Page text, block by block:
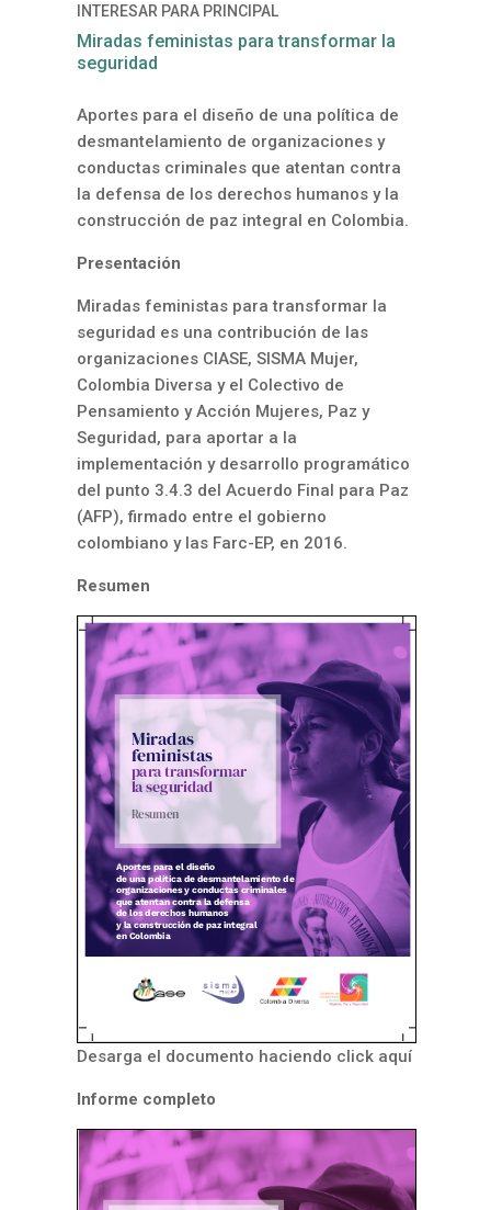
INTERESAR PARA PRINCIPAL
Miradas feministas para transformar la
seguridad
Aportes para el diseño de una política de
desmantelamiento de organizaciones y
conductas criminales que atentan contra
la defensa de los derechos humanos y la
construcción de paz integral en Colombia.
Presentación
Miradas feministas para transformar la
seguridad es una contribución de las
organizaciones CIASE, SISMA Mujer,
Colombia Diversa y el Colectivo de
Pensamiento y Acción Mujeres, Paz y
Seguridad, para aportar a la
implementación y desarrollo programático
del punto 3.4.3 del Acuerdo Final para Paz
(AFP), firmado entre el gobierno
colombiano y las Farc-EP, en 2016.
Resumen
Desarga el documento haciendo click aquí
Informe completo